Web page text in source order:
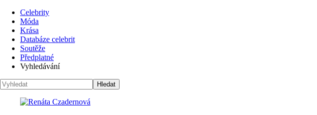
Celebrity
Móda
Krása
Databáze celebrit
Soutěže
Předplatné
Vyhledávání